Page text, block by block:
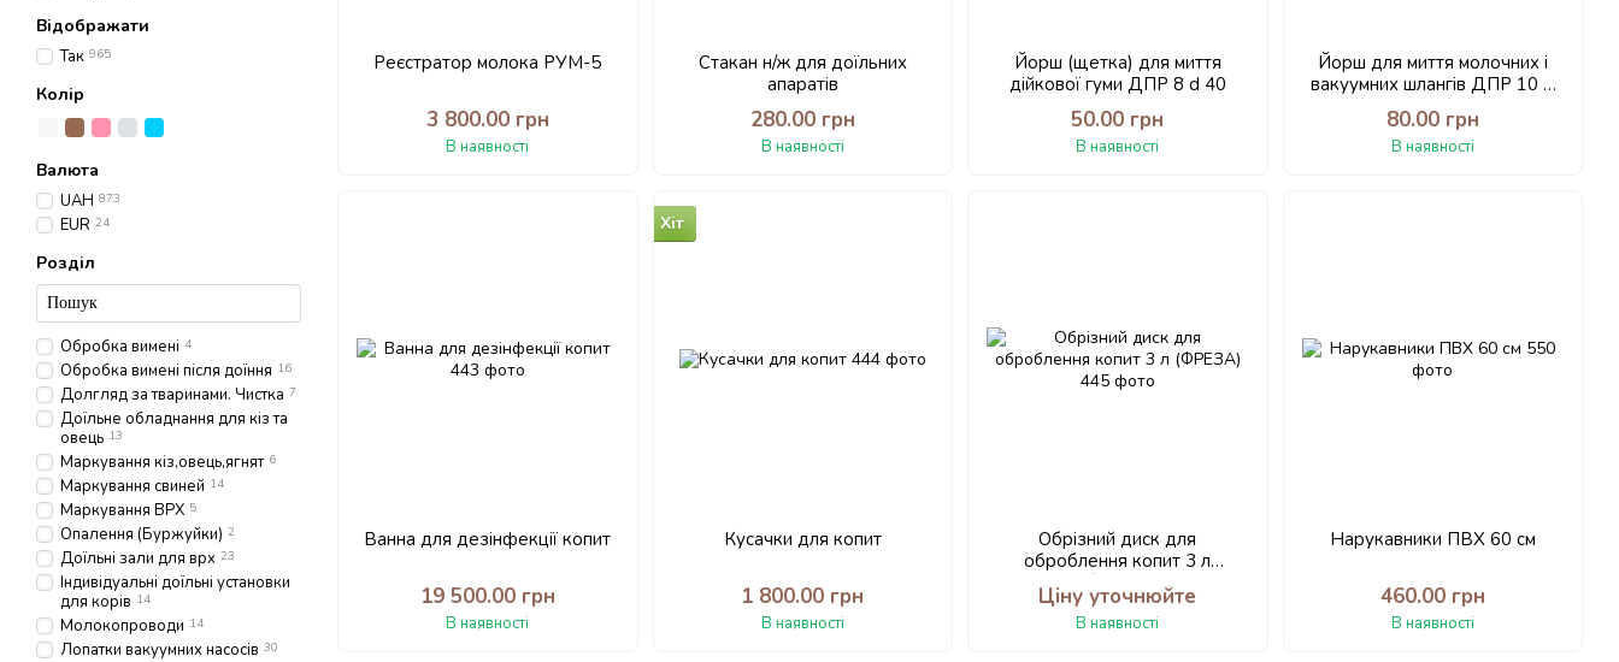
Реєстратор молока РУМ-5
3 800.00 грн
В наявності
Стакан н/ж для доїльних
апаратів
280.00 грн
В наявності
Йорш (щетка) для миття
дійкової гуми ДПР 8 d 40
50.00 грн
В наявності
Йорш для миття молочних і
вакуумних шлангів ДПР 10 d
20
80.00 грн
В наявності
Ванна для дезінфекції копит
19 500.00 грн
В наявності
Хіт
Кусачки для копит
1 800.00 грн
В наявності
Обрізний диск для
оброблення копит 3 л
Ціну уточнюйте
В наявності
Нарукавники ПВХ 60 см
460.00 грн
В наявності
Відображати
Так 965
Колір
Валюта
UAH 873
EUR 24
Розділ
Обробка вимені 4
Обробка вимені після доїння 16
Долгляд за тваринами. Чистка 7
Доїльне обладнання для кіз та
овець 13
Маркування кіз,овець,ягнят 6
Маркування свиней 14
Маркування ВРХ 5
Опалення (Буржуйки) 2
Доїльні зали для врх 23
Індивідуальні доїльні установки
для корів 14
Молокопроводи 14
Лопатки вакуумних насосів 30